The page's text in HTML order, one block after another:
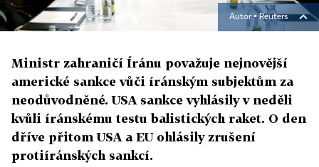
Autor ▪Reuters
Ministr zahraničí Íránu považuje nejnovější
americké sankce vůči íránským subjektům za
neodůvodněné. USA sankce vyhlásily v neděli
kvůli íránskému testu balistických raket. O den
dříve přitom USA a EU ohlásily zrušení
protiíránských sankcí.